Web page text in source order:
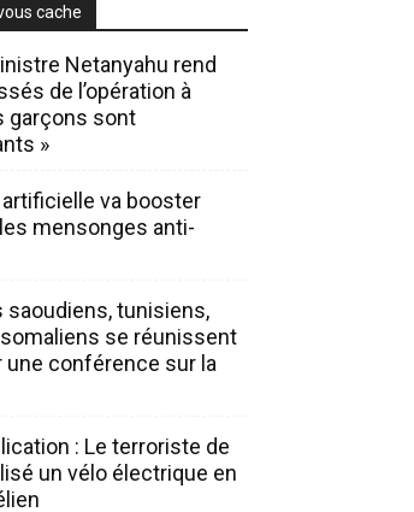
cache
Netanyahu rend
de l’opération à
garçons sont
»
artificielle va booster
mensonges anti-
saoudiens, tunisiens,
se réunissent
une conférence sur la
: Le terroriste de
un vélo électrique en